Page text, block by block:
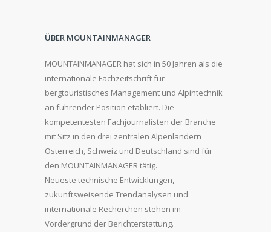
ÜBER MOUNTAINMANAGER
MOUNTAINMANAGER hat sich in 50 Jahren als die
internationale Fachzeitschrift für
bergtouristisches Management und Alpintechnik
an führender Position etabliert. Die
kompetentesten Fachjournalisten der Branche
mit Sitz in den drei zentralen Alpenländern
Österreich, Schweiz und Deutschland sind für
den MOUNTAINMANAGER tätig.
Neueste technische Entwicklungen,
zukunftsweisende Trendanalysen und
internationale Recherchen stehen im
Vordergrund der Berichterstattung.